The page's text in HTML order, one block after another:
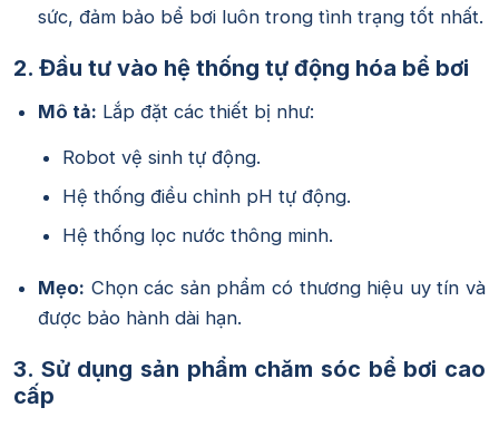
sức, đảm bảo bể bơi luôn trong tình trạng tốt nhất.
2. Đầu tư vào hệ thống tự động hóa bể bơi
Mô tả: Lắp đặt các thiết bị như:
Robot vệ sinh tự động.
Hệ thống điều chỉnh pH tự động.
Hệ thống lọc nước thông minh.
Mẹo: Chọn các sản phẩm có thương hiệu uy tín và
được bảo hành dài hạn.
3. Sử dụng sản phẩm chăm sóc bể bơi cao
cấp